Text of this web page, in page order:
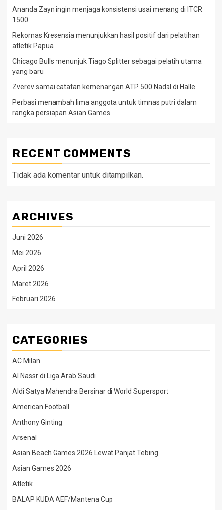
Ananda Zayn ingin menjaga konsistensi usai menang di ITCR
1500
Rekornas Kresensia menunjukkan hasil positif dari pelatihan
atletik Papua
Chicago Bulls menunjuk Tiago Splitter sebagai pelatih utama
yang baru
Zverev samai catatan kemenangan ATP 500 Nadal di Halle
Perbasi menambah lima anggota untuk timnas putri dalam
rangka persiapan Asian Games
RECENT COMMENTS
Tidak ada komentar untuk ditampilkan.
ARCHIVES
Juni 2026
Mei 2026
April 2026
Maret 2026
Februari 2026
CATEGORIES
AC Milan
Al Nassr di Liga Arab Saudi
Aldi Satya Mahendra Bersinar di World Supersport
American Football
Anthony Ginting
Arsenal
Asian Beach Games 2026 Lewat Panjat Tebing
Asian Games 2026
Atletik
BALAP KUDA AEF/Mantena Cup